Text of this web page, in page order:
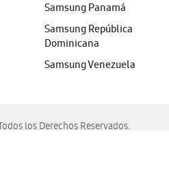
Samsung Panamá
Samsung República
Dominicana
Samsung Venezuela
los Derechos Reservados.